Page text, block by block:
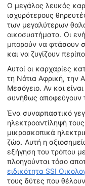
Ο μεγάλος λευκός
ισχυρότερους
των μεγαλύτερων
οικοσυστήματα. Οι
μπορούν να φτάσουν
και να ζυγίζουν
Αυτοί οι καρχαρίες
τη Νότια Αφρική, την
Μεσόγειο. Αν και
συνήθως αποφεύγουν
Ένα συναρπαστικό
ηλεκτροαντίληψή
μικροσκοπικά
ζώα. Αυτή η
εξήγηση του τρόπου
πλοηγούνται τόσο
ειδικότητα SSI
τους δύτες που